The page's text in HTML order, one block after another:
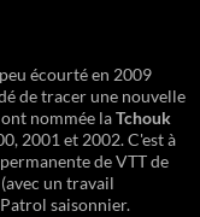
écourté en 2009
de tracer une nouvelle
nommée laTchouk
2001 et 2002. C'est à
de VTT de
un travail
saisonnier.